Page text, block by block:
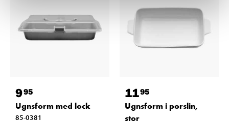
995
Ugnsform med lock
85-0381
1195
Ugnsform i porslin,
stor